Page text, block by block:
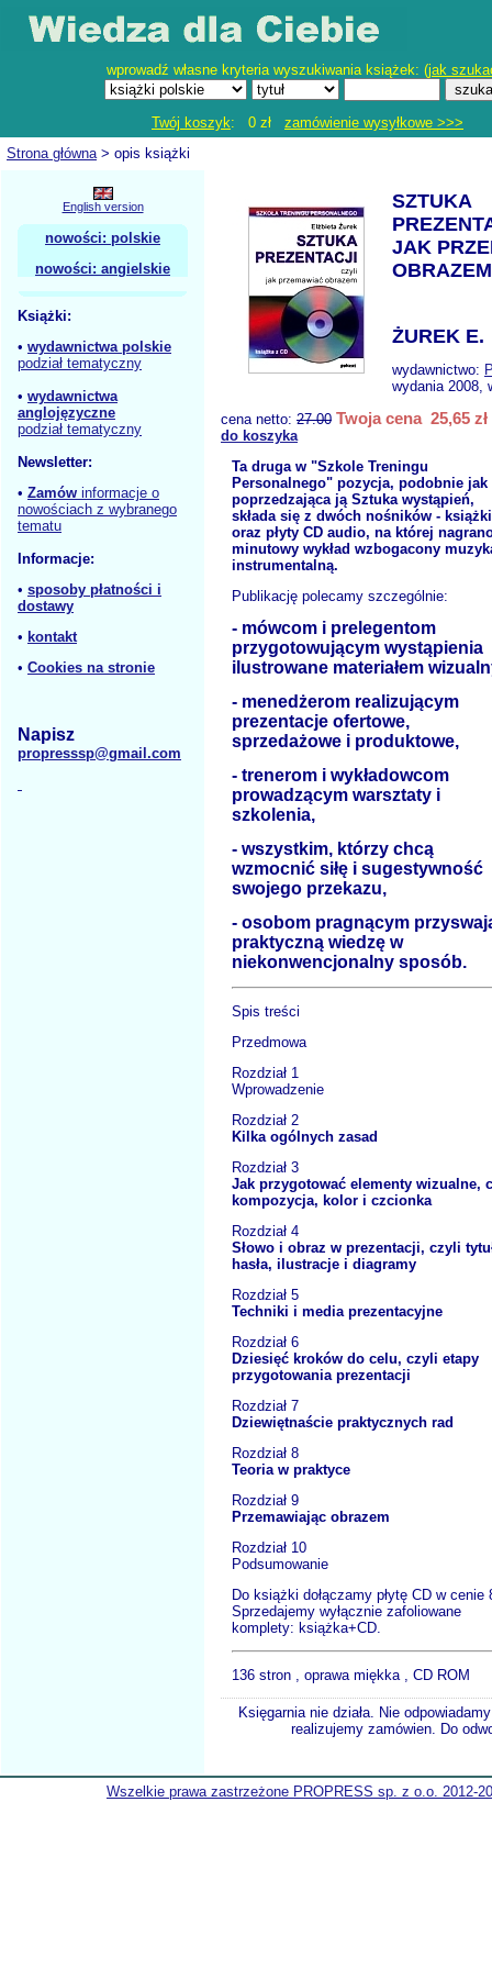
wprowadź własne kryteria wyszukiwania książek: (jak
Twój koszyk: 0 zł zamówienie wysyłkowe >>>
Strona główna> opis książki
English version
nowości: polskie
nowości: angielskie
Książki:
• wydawnictwa polskie
podział tematyczny
• wydawnictwa
anglojęzyczne
podział tematyczny
Newsletter:
• Zamów informacje o
nowościach z wybranego
tematu
Informacje:
• sposoby płatności i
dostawy
• kontakt
• Cookies na stronie
Napisz
propresssp@gmail.com
SZTUKA
JAK
ŻUREK E.
wydawnictwo:
wydania 2008,
cena netto: 27.00 Twoja cena 25,65 zł
do koszyka
Ta druga w "Szkole Treningu
Personalnego" pozycja, podobnie jak
poprzedzająca ją Sztuka wystąpień,
składa się z dwóch nośników - książki
oraz płyty CD audio, na której
minutowy wykład wzbogacony
instrumentalną.
Publikację polecamy szczególnie:
- mówcom i prelegentom
przygotowującym wystąpienia
ilustrowane materiałem
- menedżerom realizującym
prezentacje ofertowe,
sprzedażowe i produktowe,
- trenerom i wykładowcom
prowadzącym warsztaty i
szkolenia,
- wszystkim, którzy chcą
wzmocnić siłę i sugestywność
swojego przekazu,
- osobom pragnącym
praktyczną wiedzę w
niekonwencjonalny sposób.
Spis treści
Przedmowa
Rozdział 1
Wprowadzenie
Rozdział 2
Kilka ogólnych zasad
Rozdział 3
Jak przygotować elementy wizualne,
kompozycja, kolor i czcionka
Rozdział 4
Słowo i obraz w prezentacji, czyli
hasła, ilustracje i diagramy
Rozdział 5
Techniki i media prezentacyjne
Rozdział 6
Dziesięć kroków do celu, czyli etapy
przygotowania prezentacji
Rozdział 7
Dziewiętnaście praktycznych rad
Rozdział 8
Teoria w praktyce
Rozdział 9
Przemawiając obrazem
Rozdział 10
Podsumowanie
Do książki dołączamy płytę CD w cenie
Sprzedajemy wyłącznie zafoliowane
komplety: książka+CD.
136 stron , oprawa miękka , CD ROM
Księgarnia nie działa. Nie
realizujemy zamówien. Do
Wszelkie prawa zastrzeżone PROPRESS sp. z o.o. 2012-